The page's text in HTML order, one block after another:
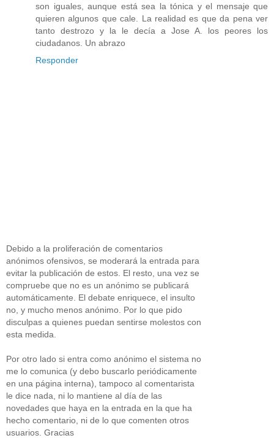
son iguales, aunque está sea la tónica y el mensaje que
quieren algunos que cale. La realidad es que da pena ver
tanto destrozo y la le decía a Jose A. los peores los
ciudadanos. Un abrazo
Responder
Debido a la proliferación de comentarios
anónimos ofensivos, se moderará la entrada para
evitar la publicación de estos. El resto, una vez se
compruebe que no es un anónimo se publicará
automáticamente. El debate enriquece, el insulto
no, y mucho menos anónimo. Por lo que pido
disculpas a quienes puedan sentirse molestos con
esta medida.
Por otro lado si entra como anónimo el sistema no
me lo comunica (y debo buscarlo periódicamente
en una página interna), tampoco al comentarista
le dice nada, ni lo mantiene al día de las
novedades que haya en la entrada en la que ha
hecho comentario, ni de lo que comenten otros
usuarios. Gracias